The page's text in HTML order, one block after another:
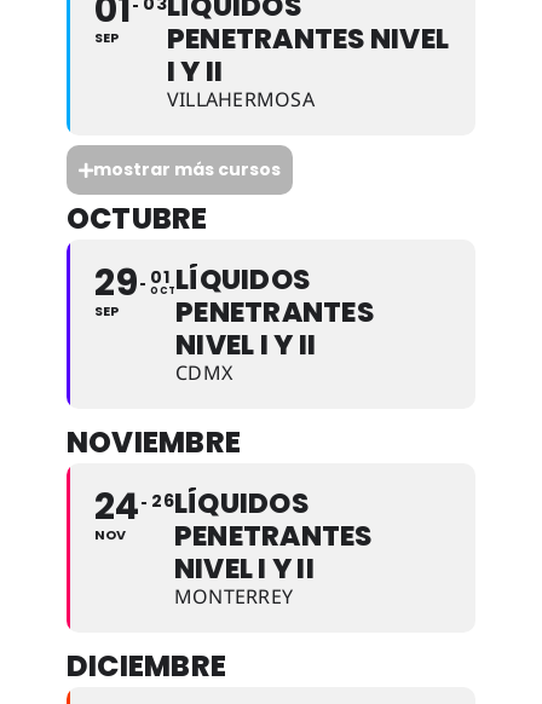
SEP
PENETRANTES NIVEL
I Y II
VILLAHERMOSA
mostrar más cursos
OCTUBRE
29
SEP
01
OCTLÍQUIDOS
PENETRANTES
NIVEL I Y II
CDMX
NOVIEMBRE
24
NOV
26LÍQUIDOS
PENETRANTES
NIVEL I Y II
MONTERREY
DICIEMBRE